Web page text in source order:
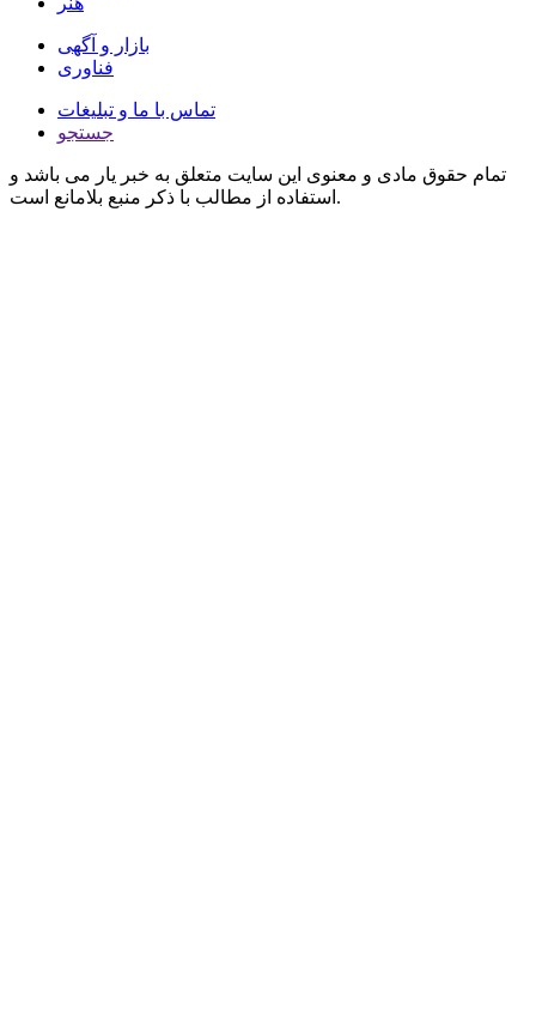
بازار و آگهی
فناوری
تماس با ما و تبلیغات
جستجو
تمام حقوق مادی و معنوی این سایت متعلق به خبر یار می باشد و
استفاده از مطالب با ذکر منبع بلامانع است.